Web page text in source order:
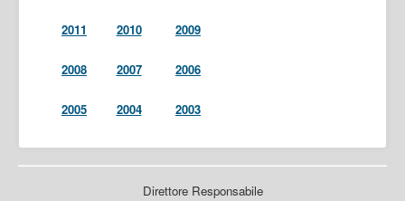
2011 2010 2009
2008 2007 2006
2005 2004 2003
Direttore Responsabile